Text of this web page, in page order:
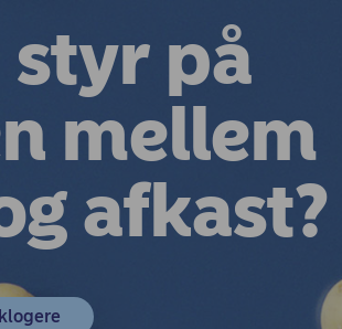
styr på
mellem
afkast?